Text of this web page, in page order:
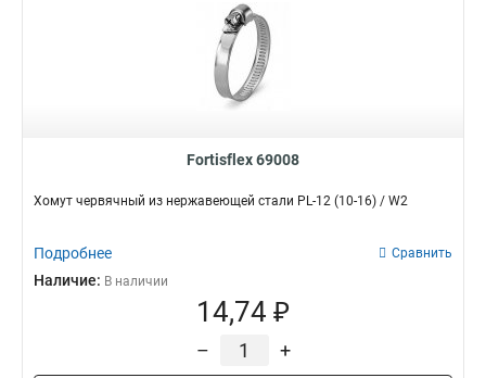
Fortisflex 69008
Хомут червячный из нержавеющей стали PL-12 (10-16) / W2
Подробнее Сравнить
Наличие: В наличии
14,74 ₽
– +